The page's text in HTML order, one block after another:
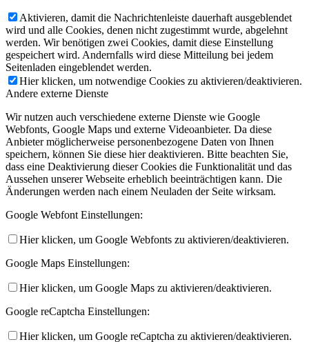
Aktivieren, damit die Nachrichtenleiste dauerhaft ausgeblendet
wird und alle Cookies, denen nicht zugestimmt wurde, abgelehnt
werden. Wir benötigen zwei Cookies, damit diese Einstellung
gespeichert wird. Andernfalls wird diese Mitteilung bei jedem
Seitenladen eingeblendet werden.
Hier klicken, um notwendige Cookies zu aktivieren/deaktivieren.
Andere externe Dienste
Wir nutzen auch verschiedene externe Dienste wie Google
Webfonts, Google Maps und externe Videoanbieter. Da diese
Anbieter möglicherweise personenbezogene Daten von Ihnen
speichern, können Sie diese hier deaktivieren. Bitte beachten Sie,
dass eine Deaktivierung dieser Cookies die Funktionalität und das
Aussehen unserer Webseite erheblich beeinträchtigen kann. Die
Änderungen werden nach einem Neuladen der Seite wirksam.
Google Webfont Einstellungen:
Hier klicken, um Google Webfonts zu aktivieren/deaktivieren.
Google Maps Einstellungen:
Hier klicken, um Google Maps zu aktivieren/deaktivieren.
Google reCaptcha Einstellungen:
Hier klicken, um Google reCaptcha zu aktivieren/deaktivieren.